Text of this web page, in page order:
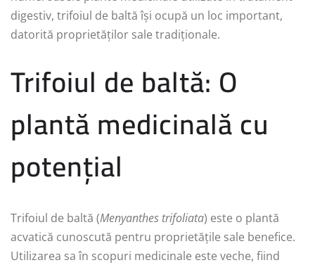
digestiv, trifoiul de baltă își ocupă un loc important,
datorită proprietăților sale tradiționale.
Trifoiul de baltă: O
plantă medicinală cu
potențial
Trifoiul de baltă (Menyanthes trifoliata) este o plantă
acvatică cunoscută pentru proprietățile sale benefice.
Utilizarea sa în scopuri medicinale este veche, fiind